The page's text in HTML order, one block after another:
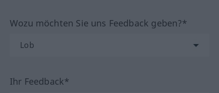
Wozu möchten Sie uns Feedback geben?*
Ihr Feedback*